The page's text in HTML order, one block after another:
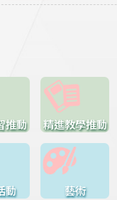
推動 精進教學推動
動 藝術